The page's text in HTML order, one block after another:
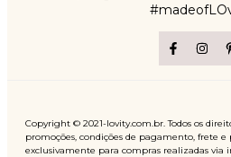
Copyright © 2021-lovity.com.br. Todos os
promoções, condições de pagamento, frete e
exclusivamente para compras realizadas via